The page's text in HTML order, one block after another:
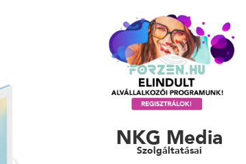
NKG Media
Szolgáltatásai